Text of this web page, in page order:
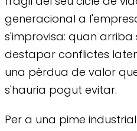
generacional a
s'improvisa: quan arriba
destapar conflictes
una pèrdua de valor
s'hauria pogut evitar.
Per a una pime